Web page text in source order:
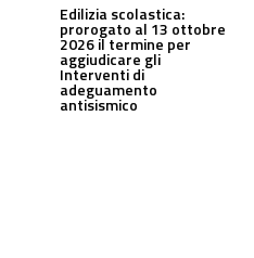
Edilizia scolastica:
prorogato al 13 ottobre
2026 il termine per
aggiudicare gli
Interventi di
adeguamento
antisismico